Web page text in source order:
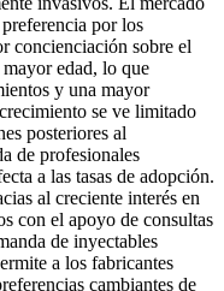
por los
concienciación sobre el
edad, lo que
y una mayor
se ve limitado
posteriores al
de profesionales
a las tasas de adopción.
al creciente interés en
con el apoyo de consultas
de inyectables
a los fabricantes
cambiantes de